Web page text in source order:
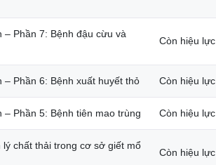
– Phần 7: Bệnh đậu cừu và
Còn hiệu lực
Phần 6: Bệnh xuất huyết thỏ Còn hiệu lực
Phần 5: Bệnh tiên mao trùng Còn hiệu lực
chất thải trong cơ sở giết mổ
Còn hiệu lực